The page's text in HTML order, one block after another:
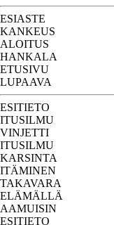
ESIASTE
KANKEUS
ALOITUS
HANKALA
ETUSIVU
LUPAAVA
ESITIETO
ITUSILMU
VINJETTI
ITUSILMU
KARSINTA
ITÄMINEN
TAKAVARA
ELÄMÄLLÄ
AAMUISIN
ESITIETO